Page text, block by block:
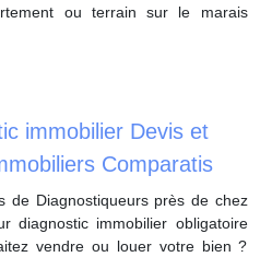
ou terrain sur le marais
immobilier Devis et
Comparatis
de Diagnostiqueurs près de chez
diagnostic immobilier obligatoire
vendre ou louer votre bien ?